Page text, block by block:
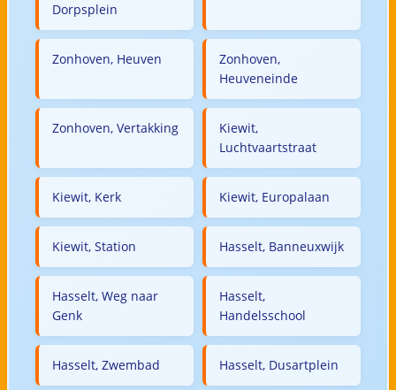
Dorpsplein
Zonhoven, Heuven
Zonhoven,
Heuveneinde
Zonhoven, Vertakking
Kiewit,
Luchtvaartstraat
Kiewit, Kerk Kiewit, Europalaan
Kiewit, Station Hasselt, Banneuxwijk
Hasselt, Weg naar
Genk
Hasselt,
Handelsschool
Hasselt, Zwembad Hasselt, Dusartplein